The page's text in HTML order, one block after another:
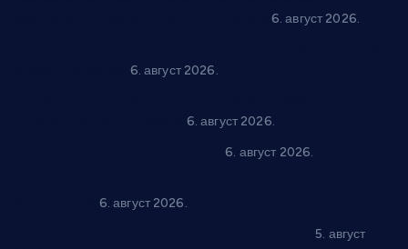
6. август 2026.
6. август 2026.
6. август 2026.
6. август 2026.
6. август 2026.
5. август